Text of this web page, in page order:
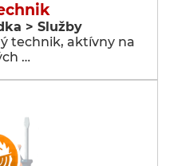
> Služby
technik, aktívny na
…